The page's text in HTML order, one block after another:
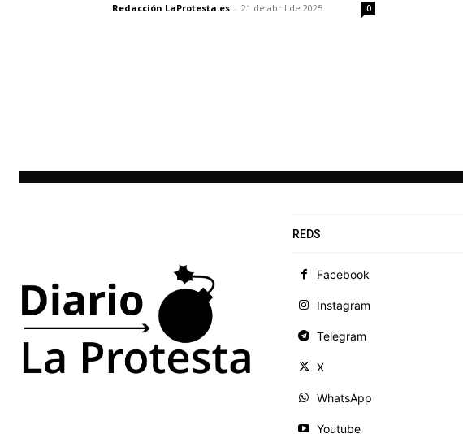
Redacción LaProtesta.es - 21 de abril de 2025 0
REDS
Facebook
Instagram
Telegram
X
WhatsApp
Youtube